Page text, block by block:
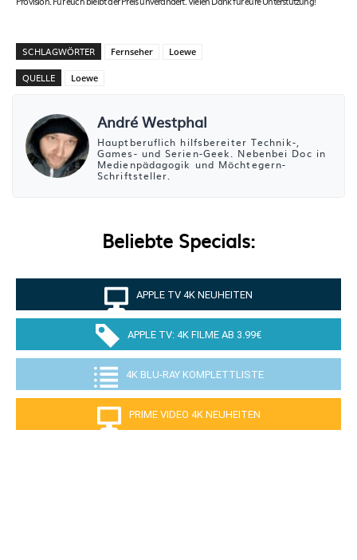
SCHLAGWÖRTER Fernseher Loewe
QUELLE Loewe
André Westphal
Hauptberuflich hilfsbereiter Technik-,
Games- und Serien-Geek. Nebenbei Doc in
Medienpädagogik und Möchtegern-
Schriftsteller.
Beliebte Specials:
APPLE TV 4K NEUHEITEN
APPLE TV: 4K FILME AB 3.99€
4K BLU-RAY KOMPLETTLISTE
PRIME VIDEO 4K NEUHEITEN